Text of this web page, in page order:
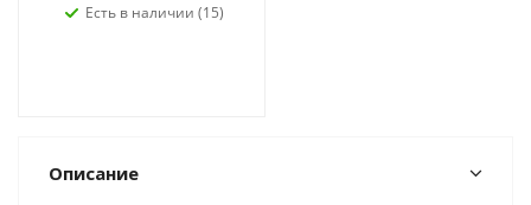
Есть в наличии (15)
Описание